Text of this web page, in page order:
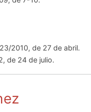
2010, de 27 de abril.
de 24 de julio.